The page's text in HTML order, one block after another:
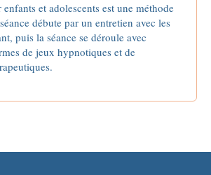
et adolescents est une méthode
débute par un entretien avec les
puis la séance se déroule avec
de jeux hypnotiques et de